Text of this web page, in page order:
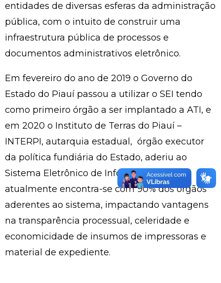
entidades de diversas esferas da administração
pública, com o intuito de construir uma
infraestrutura pública de processos e
documentos administrativos eletrônico.
Em fevereiro do ano de 2019 o Governo do
Estado do Piauí passou a utilizar o SEI tendo
como primeiro órgão a ser implantado a ATI, e
em 2020 o Instituto de Terras do Piauí –
INTERPI, autarquia estadual, órgão executor
da política fundiária do Estado, aderiu ao
Sistema Eletrônico de Informações (SEI),
atualmente encontra-se com 90% dos órgãos
aderentes ao sistema, impactando vantagens
na transparência processual, celeridade e
economicidade de insumos de impressoras e
material de expediente.